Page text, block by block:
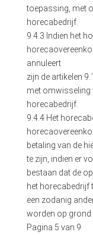
toepassing, met
horecabedrijf.
9.4.3 Indien het
annuleert
zijn de artikelen
met omwisseling
horecabedrijf.
9.4.4 Het
betaling van de
te zijn, indien er
bestaan dat de
het horecabedrijf
een zodanig
worden op
Pagina 5 van 9